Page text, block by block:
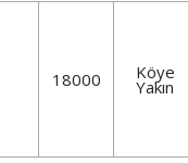
18000 Köye
Yakın